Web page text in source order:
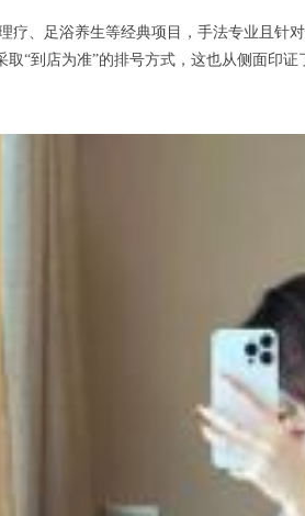
、足浴养生等经典项目，手法专业且针
“到店为准”的排号方式，这也从侧面印